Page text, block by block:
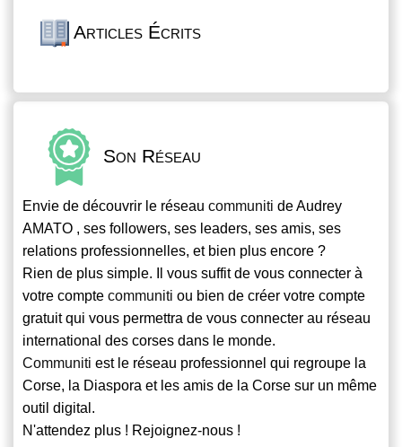
Articles Écrits
Son Réseau
Envie de découvrir le réseau communiti de Audrey
AMATO , ses followers, ses leaders, ses amis, ses
relations professionnelles, et bien plus encore ?
Rien de plus simple. Il vous suffit de vous connecter à
votre compte communiti ou bien de créer votre compte
gratuit qui vous permettra de vous connecter au réseau
international des corses dans le monde.
Communiti est le réseau professionnel qui regroupe la
Corse, la Diaspora et les amis de la Corse sur un même
outil digital.
N'attendez plus ! Rejoignez-nous !